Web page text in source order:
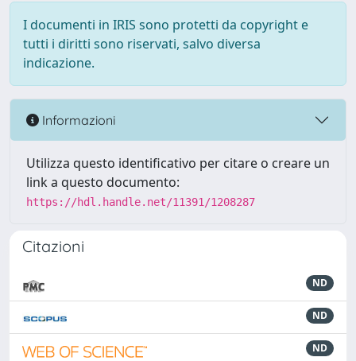
I documenti in IRIS sono protetti da copyright e
tutti i diritti sono riservati, salvo diversa
indicazione.
Informazioni
Utilizza questo identificativo per citare o creare un
link a questo documento:
https://hdl.handle.net/11391/1208287
Citazioni
ND
ND
ND